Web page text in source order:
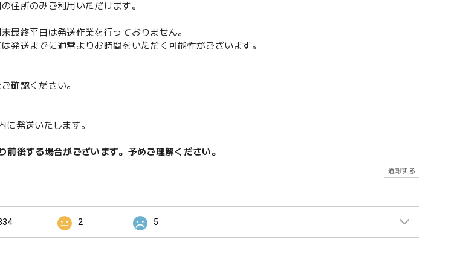
住所のみご利用いただけます。
最終平日は発送作業を行っておりません。
発送までに通常よりお時間をいただく可能性がございます。
確認ください。
に発送いたします。
前後する場合がございます。予めご理解ください。
通報する
2 5